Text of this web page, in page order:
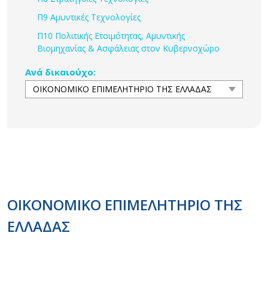
Π9 Αμυντικές Τεχνολογίες
Π10 Πολιτικής Ετοιμότητας, Αμυντικής
Βιομηχανίας & Ασφάλειας στον Κυβερνοχώρο
Ανά δικαιούχο:
ΟΙΚΟΝΟΜΙΚΟ ΕΠΙΜΕΛΗΤΗΡΙΟ ΤΗΣ
ΕΛΛΑΔΑΣ